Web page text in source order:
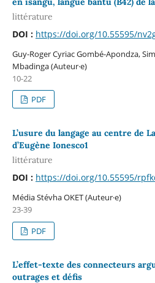
littérature
DOI : https://doi.org/10.55595/
Guy-Roger Cyriac Gombé-Apondza,
Mbadinga (Auteur·e)
10-22
PDF
L’usure du langage au centre de
d’Eugène Ionesco1
littérature
DOI : https://doi.org/10.55595/
Média Stévha OKET (Auteur·e)
23-39
PDF
L’effet-texte des connecteurs
outrages et défis